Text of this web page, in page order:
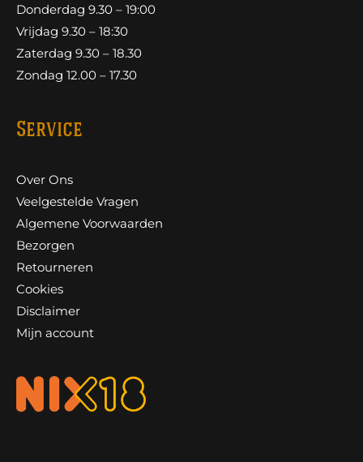
Donderdag 9.30 – 19:00
Vrijdag 9.30 – 18:30
Zaterdag 9.30 – 18.30
Zondag 12.00 – 17.30
Service
Over Ons
Veelgestelde Vragen
Algemene Voorwaarden
Bezorgen
Retourneren
Cookies
Disclaimer
Mijn account